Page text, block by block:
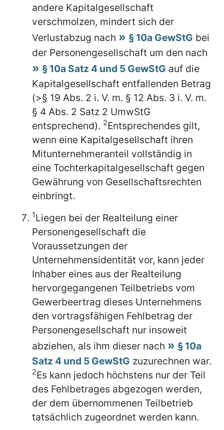
andere Kapitalgesellschaft
verschmolzen, mindert sich der
Verlustabzug nach
§ 10a GewStG bei
der Personengesellschaft um den nach
§ 10a Satz 4 und 5 GewStG auf die
Kapitalgesellschaft entfallenden Betrag
(>§ 19 Abs. 2 i. V. m. § 12 Abs. 3 i. V. m.
§ 4 Abs. 2 Satz 2 UmwStG
entsprechend). 2Entsprechendes gilt,
wenn eine Kapitalgesellschaft ihren
Mitunternehmeranteil vollständig in
eine Tochterkapitalgesellschaft gegen
Gewährung von Gesellschaftsrechten
einbringt.
1Liegen bei der Realteilung einer
Personengesellschaft die
Voraussetzungen der
Unternehmensidentität vor, kann jeder
Inhaber eines aus der Realteilung
hervorgegangenen Teilbetriebs vom
Gewerbeertrag dieses Unternehmens
den vortragsfähigen Fehlbetrag der
Personengesellschaft nur insoweit
abziehen, als ihm dieser nach
§ 10a
Satz 4 und 5 GewStG zuzurechnen war.
2Es kann jedoch höchstens nur der Teil
des Fehlbetrages abgezogen werden,
der dem übernommenen Teilbetrieb
tatsächlich zugeordnet werden kann.